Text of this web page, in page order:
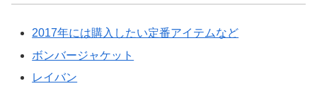
2017年には購入したい定番アイテムなど
ボンバージャケット
レイバン